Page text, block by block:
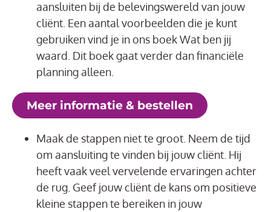
aansluiten bij de belevingswereld van jouw
cliënt. Een aantal voorbeelden die je kunt
gebruiken vind je in ons boek Wat ben jij
waard. Dit boek gaat verder dan financiële
planning alleen.
Meer informatie & bestellen
Maak de stappen niet te groot. Neem de tijd
om aansluiting te vinden bij jouw cliënt. Hij
heeft vaak veel vervelende ervaringen achter
de rug. Geef jouw cliënt de kans om positieve
kleine stappen te bereiken in jouw